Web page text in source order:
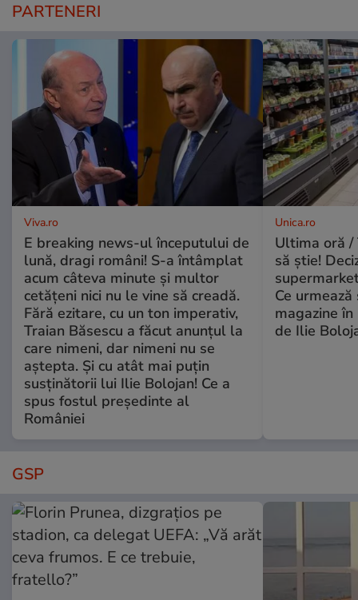
PARTENERI
Viva.ro
E breaking news-ul începutului de
lună, dragi români! S-a întâmplat
acum câteva minute și multor
cetățeni nici nu le vine să creadă.
Fără ezitare, cu un ton imperativ,
Traian Băsescu a făcut anunțul la
care nimeni, dar nimeni nu se
aștepta. Și cu atât mai puțin
susținătorii lui Ilie Bolojan! Ce a
spus fostul președinte al
României
Unica.ro
Ultima oră /
să știe!
Ce
magazine
de Ilie
GSP